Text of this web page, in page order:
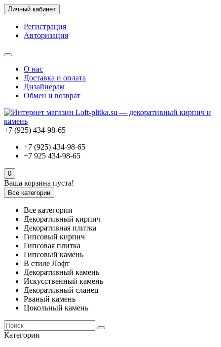
Личный кабинет
Регистрация
Авторизация
О нас
Доставка и оплата
Дизайнерам
Обмен и возврат
+7 (925) 434-98-65
+7 (925) 434-98-65
+7 925 434-98-65
0
Ваша корзина пуста!
Все категории
Все категории
Декоративный кирпич
Декоративная плитка
Гипсовый кирпич
Гипсовая плитка
Гипсовый камень
В стиле Лофт
Декоративный камень
Искусственный камень
Декоративный сланец
Рваный камень
Цокольный камень
Категории